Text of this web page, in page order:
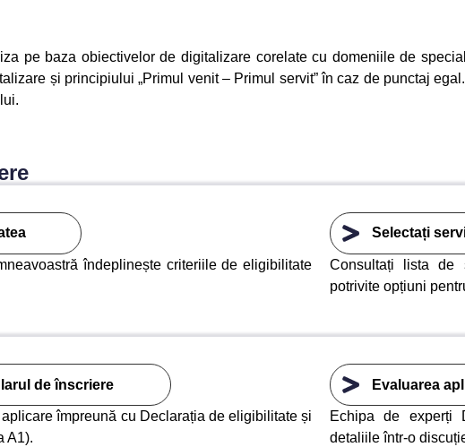
pe baza obiectivelor de digitalizare corelate cu domeniile de
și principiului „Primul venit – Primul servit” în caz de punctaj
îndeplinește criteriile de eligibilitate
Selectați
Consultați lista de
potrivite opțiuni
de înscriere
împreună cu Declarația de eligibilitate și
A1).
Evaluarea
Echipa de experți
detaliile într-o